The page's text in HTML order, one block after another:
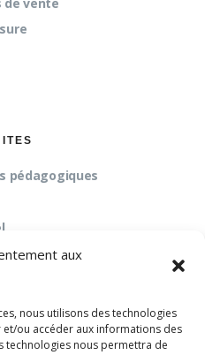
aux
nous utilisons des technologies
ou accéder aux informations des
technologies nous permettra de
pédagogiques
(FAQ)